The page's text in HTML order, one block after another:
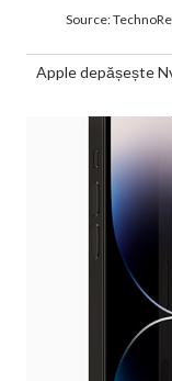
Source:
Apple depășește